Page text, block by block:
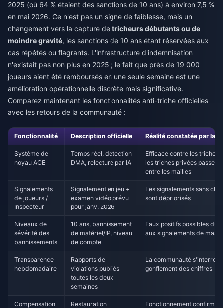
2025 (où 64 % étaient des sanctions de 10 ans) à environ 7,5 %
en mai 2026. Ce n'est pas un signe de faiblesse, mais un
changement vers la capture de tricheurs débutants ou de
moindre gravité, les sanctions de 10 ans étant réservées aux
cas répétés ou flagrants. L'infrastructure d'indemnisation
n'existait pas non plus en 2025 ; le fait que près de 19 000
joueurs aient été remboursés en une seule semaine est une
amélioration opérationnelle discrète mais significative.
Comparez maintenant les fonctionnalités anti-triche officielles
avec les retours de la communauté :
Fonctionnalité Description officielle Réalité constatée par la
Système de
noyau ACE
Temps réel, détection
DMA, relecture par IA
Efficace contre les triches
les triches privées passent
entre les mailles
Signalements
de joueurs /
Inspecteur
Signalement en jeu +
examen vidéo prévu
pour janv. 2026
Les signalements sans
sont dépriorisés
Niveaux de
sévérité des
bannissements
10 ans, bannissement
de matériel/IP, niveau
de compte
Faux positifs possibles dus
aux signalements de
Transparence
hebdomadaire
Rapports de
violations publiés
toutes les deux
semaines
La communauté
gonflement des chiffres
Compensation
Restauration
Fonctionnement confirmé